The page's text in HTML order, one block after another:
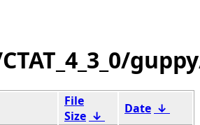
File
Size ↓ Date ↓